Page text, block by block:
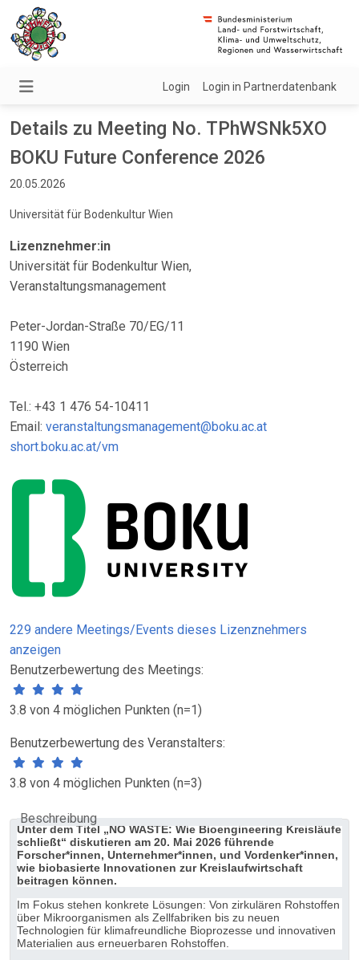
Login Login in Partnerdatenbank
Details zu Meeting No. TPhWSNk5XO
BOKU Future Conference 2026
20.05.2026
Universität für Bodenkultur Wien
Lizenznehmer:in
Universität für Bodenkultur Wien,
Veranstaltungsmanagement
Peter-Jordan-Straße 70/EG/11
1190 Wien
Österreich
Tel.: +43 1 476 54-10411
Email: veranstaltungsmanagement@boku.ac.at
short.boku.ac.at/vm
229 andere Meetings/Events dieses Lizenznehmers
anzeigen
Benutzerbewertung des Meetings:
3.8 von 4 möglichen Punkten (n=1)
Benutzerbewertung des Veranstalters:
3.8 von 4 möglichen Punkten (n=3)
Beschreibung
Unter dem Titel „NO WASTE: Wie Bioengineering Kreisläufe
schließt“ diskutieren am 20. Mai 2026 führende
Forscher*innen, Unternehmer*innen, und Vordenker*innen,
wie biobasierte Innovationen zur Kreislaufwirtschaft
beitragen können.
Im Fokus stehen konkrete Lösungen: Von zirkulären Rohstoffen
über Mikroorganismen als Zellfabriken bis zu neuen
Technologien für klimafreundliche Bioprozesse und innovativen
Materialien aus erneuerbaren Rohstoffen.